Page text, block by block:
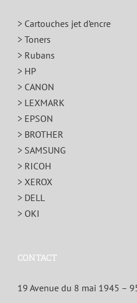
> Cartouches jet d’encre
> Toners
> Rubans
> HP
> CANON
> LEXMARK
> EPSON
> BROTHER
> SAMSUNG
> RICOH
> XEROX
> DELL
> OKI
CONTACT
19 Avenue du 8 mai 1945 –